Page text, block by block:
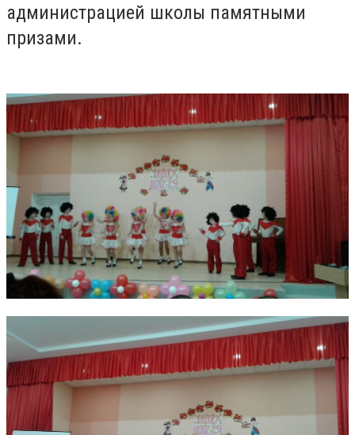
администрацией школы памятными
призами.